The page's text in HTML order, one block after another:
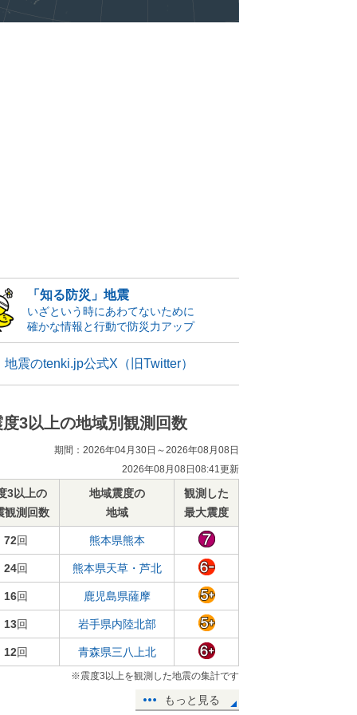
「知る防災」地震
いざという時にあわてないために
確かな情報と行動で防災力アップ
地震のtenki.jp公式X（旧Twitter）
度3以上の地域別観測回数
期間：2026年04月30日～2026年08月08日
2026年08月08日08:41更新
3以上の
観測回数
地域震度の
地域
観測した
最大震度
72回 熊本県熊本
24回 熊本県天草・芦北
16回 鹿児島県薩摩
13回 岩手県内陸北部
12回 青森県三八上北
※震度3以上を観測した地震の集計です
もっと見る